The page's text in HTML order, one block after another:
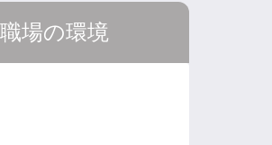
職場の環境